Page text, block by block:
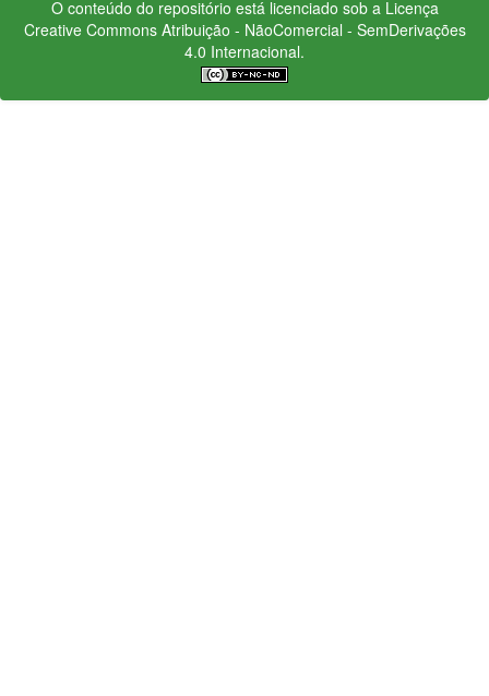
O conteúdo do repositório está licenciado sob a Licença
Creative CommonsAtribuição - NãoComercial - SemDerivações
4.0 Internacional.